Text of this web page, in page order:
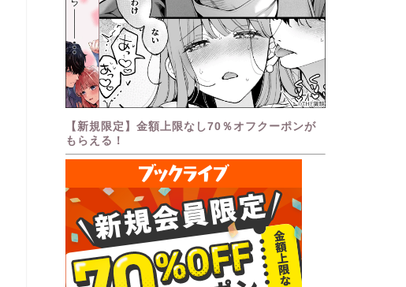
【新規限定】金額上限なし70％オフクーポンが
もらえる！